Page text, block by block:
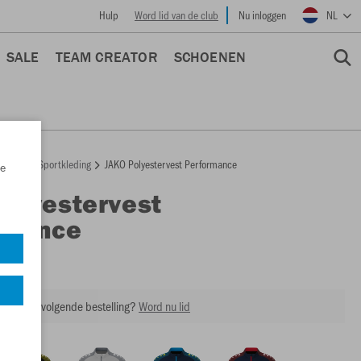
Hulp Word lid van de club Nu inloggen NL
SALE TEAM CREATOR SCHOENEN
Sportkleding JAKO Polyestervest Performance
Polyestervest
op je volgende bestelling?Word nu lid